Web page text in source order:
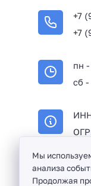
+7
+7
пн
сб -
Оптовая
Мы
анализа
Продолжая